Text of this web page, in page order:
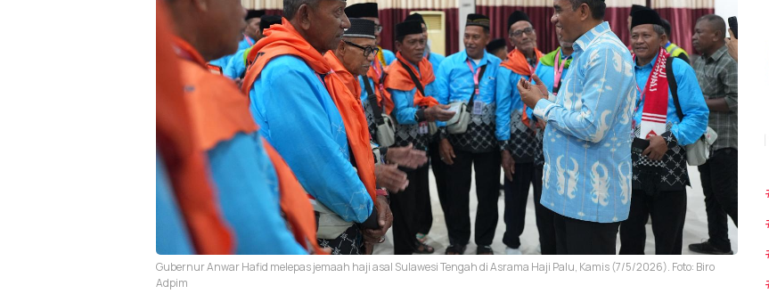
Gubernur Anwar Hafid melepas jemaah haji asal Sulawesi Tengah di Asrama Haji Palu, Kamis (7/5/2026). Foto: Biro
Adpim